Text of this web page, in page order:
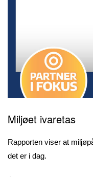
Miljøet ivaretas
Rapporten viser at
det er i dag.